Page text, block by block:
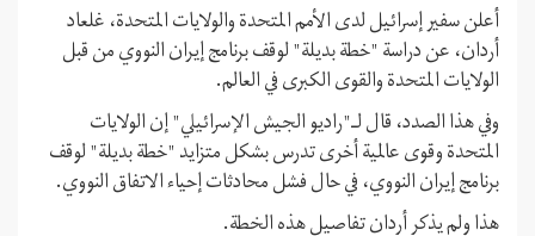
أعلن سفير إسرائيل لدى الأمم المتحدة والولايات المتحدة، غلعاد
أردان، عن دراسة "خطة بديلة" لوقف برنامج إيران النووي من قبل
الولايات المتحدة والقوى الكبرى في العالم.
وفي هذا الصدد، قال لـ"راديو الجيش الإسرائيلي" إن الولايات
المتحدة وقوى عالمية أخرى تدرس بشكل متزايد "خطة بديلة" لوقف
برنامج إيران النووي، في حال فشل محادثات إحياء الاتفاق النووي.
هذا ولم يذكر أردان تفاصيل هذه الخطة.